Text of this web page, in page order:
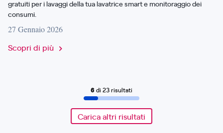
gratuiti per i lavaggi della tua lavatrice smart e monitoraggio dei
consumi.
27 Gennaio 2026
Scopri di più
6 di 23 risultati
Carica altri risultati